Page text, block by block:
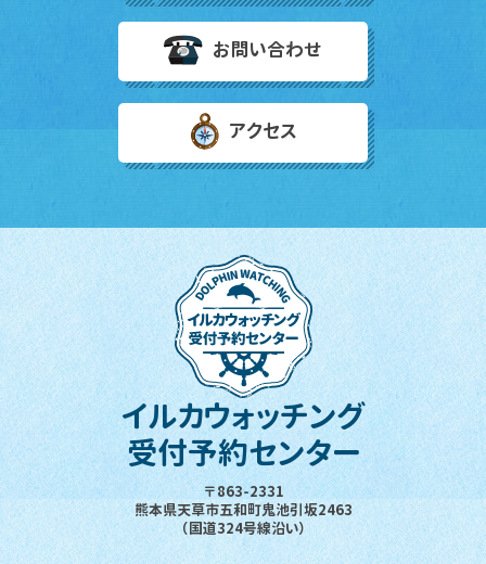
お問い合わせ
アクセス
イルカウォッチング
受付予約センター
〒863-2331
熊本県天草市五和町鬼池引坂2463
（国道324号線沿い）